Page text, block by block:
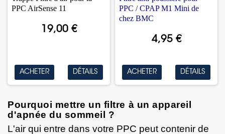
19,00 €
PPC AirSense 11
ACHETER DÉTAILS
4,95 €
PPC / CPAP M1 Mini de
chez BMC
ACHETER DÉTAILS
Pourquoi mettre un filtre à unappareil
d'apnée du sommeil
?
L'air qui entre dans votre PPC peut contenir de